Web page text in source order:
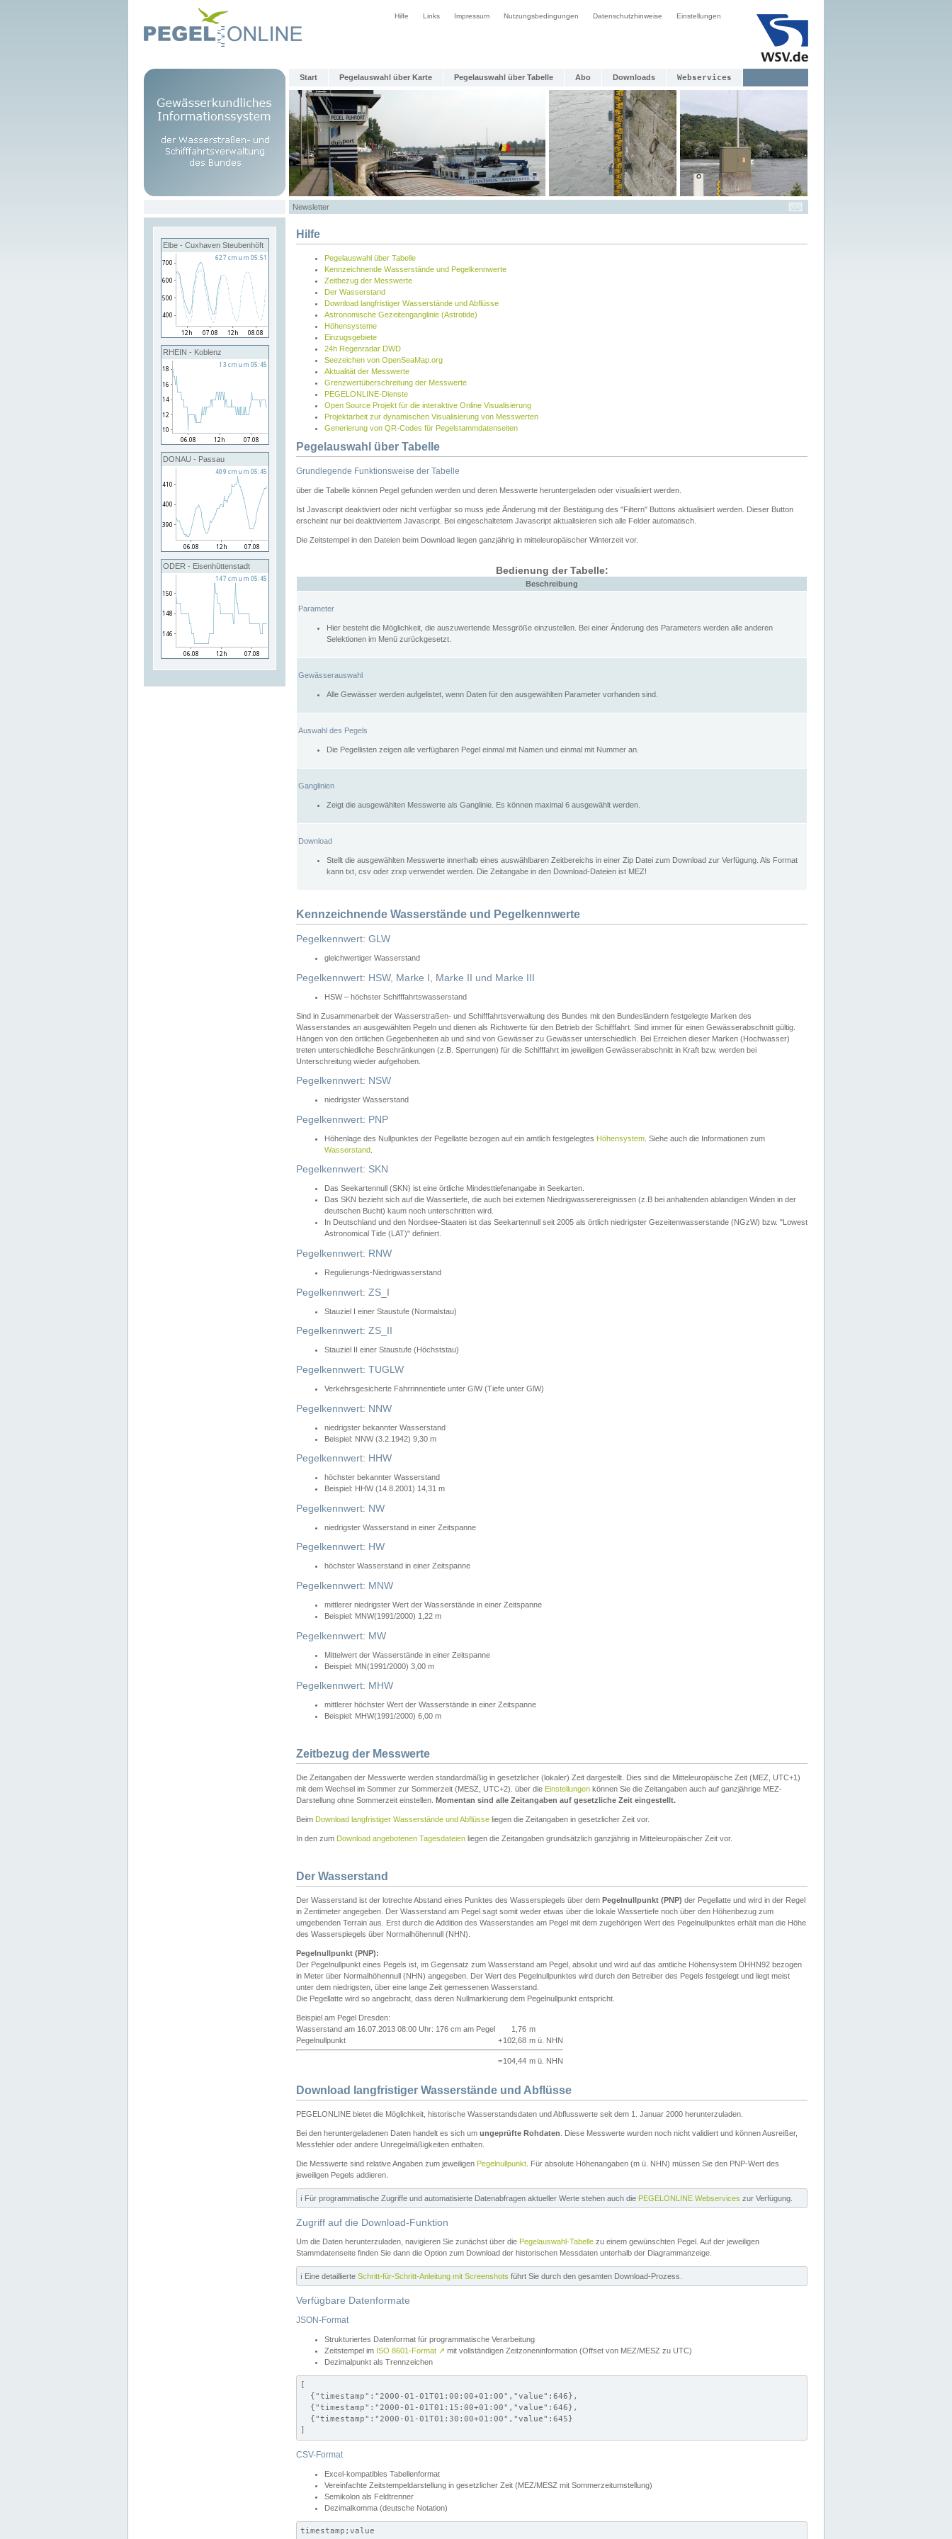
Hilfe Links Impressum Nutzungsbedingungen Datenschutzhinweise Einstellungen
Start Pegelauswahl über Karte Pegelauswahl über Tabelle Abo Downloads Webservices
Newsletter
Elbe - Cuxhaven Steubenhöft
RHEIN - Koblenz
DONAU - Passau
ODER - Eisenhüttenstadt
Hilfe
Pegelauswahl über Tabelle
Kennzeichnende Wasserstände und Pegelkennwerte
Zeitbezug der Messwerte
Der Wasserstand
Download langfristiger Wasserstände und Abflüsse
Astronomische Gezeitenganglinie (Astrotide)
Höhensysteme
Einzugsgebiete
24h Regenradar DWD
Seezeichen von OpenSeaMap.org
Aktualität der Messwerte
Grenzwertüberschreitung der Messwerte
PEGELONLINE-Dienste
Open Source Projekt für die interaktive Online Visualisierung
Projektarbeit zur dynamischen Visualisierung von Messwerten
Generierung von QR-Codes für Pegelstammdatenseiten
Pegelauswahl über Tabelle
Grundlegende Funktionsweise der Tabelle
über die Tabelle können Pegel gefunden werden und deren Messwerte heruntergeladen oder visualisiert werden.
Ist Javascript deaktiviert oder nicht verfügbar so muss jede Änderung mit der Bestätigung des "Filtern" Buttons aktualisiert werden. Dieser Button
erscheint nur bei deaktiviertem Javascript. Bei eingeschaltetem Javascript aktualisieren sich alle Felder automatisch.
Die Zeitstempel in den Dateien beim Download liegen ganzjährig in mitteleuropäischer Winterzeit vor.
Bedienung der Tabelle:
Beschreibung
Parameter
Hier besteht die Möglichkeit, die auszuwertende Messgröße einzustellen. Bei einer Änderung des Parameters werden alle anderen
Selektionen im Menü zurückgesetzt.
Gewässerauswahl
Alle Gewässer werden aufgelistet, wenn Daten für den ausgewählten Parameter vorhanden sind.
Auswahl des Pegels
Die Pegellisten zeigen alle verfügbaren Pegel einmal mit Namen und einmal mit Nummer an.
Ganglinien
Zeigt die ausgewählten Messwerte als Ganglinie. Es können maximal 6 ausgewählt werden.
Download
Stellt die ausgewählten Messwerte innerhalb eines auswählbaren Zeitbereichs in einer Zip Datei zum Download zur Verfügung. Als Format
kann txt, csv oder zrxp verwendet werden. Die Zeitangabe in den Download-Dateien ist MEZ!
Kennzeichnende Wasserstände und Pegelkennwerte
Pegelkennwert: GLW
gleichwertiger Wasserstand
Pegelkennwert: HSW, Marke I, Marke II und Marke III
HSW – höchster Schifffahrtswasserstand
Sind in Zusammenarbeit der Wasserstraßen- und Schifffahrtsverwaltung des Bundes mit den Bundesländern festgelegte Marken des
Wasserstandes an ausgewählten Pegeln und dienen als Richtwerte für den Betrieb der Schifffahrt. Sind immer für einen Gewässerabschnitt gültig.
Hängen von den örtlichen Gegebenheiten ab und sind von Gewässer zu Gewässer unterschiedlich. Bei Erreichen dieser Marken (Hochwasser)
treten unterschiedliche Beschränkungen (z.B. Sperrungen) für die Schifffahrt im jeweiligen Gewässerabschnitt in Kraft bzw. werden bei
Unterschreitung wieder aufgehoben.
Pegelkennwert: NSW
niedrigster Wasserstand
Pegelkennwert: PNP
Höhenlage des Nullpunktes der Pegellatte bezogen auf ein amtlich festgelegtes Höhensystem . Siehe auch die Informationen zum
Wasserstand
Pegelkennwert: SKN
Das Seekartennull (SKN) ist eine örtliche Mindesttiefenangabe in Seekarten.
Das SKN bezieht sich auf die Wassertiefe, die auch bei extemen Niedrigwasserereignissen (z.B bei anhaltenden ablandigen Winden in der
deutschen Bucht) kaum noch unterschritten wird.
In Deutschland und den Nordsee-Staaten ist das Seekartennull seit 2005 als örtlich niedrigster Gezeitenwasserstande (NGzW) bzw. "Lowest
Astronomical Tide (LAT)" definiert.
Pegelkennwert: RNW
Regulierungs-Niedrigwasserstand
Pegelkennwert: ZS_I
Stauziel I einer Staustufe (Normalstau)
Pegelkennwert: ZS_II
Stauziel II einer Staustufe (Höchststau)
Pegelkennwert: TUGLW
Verkehrsgesicherte Fahrrinnentiefe unter GlW (Tiefe unter GlW)
Pegelkennwert: NNW
niedrigster bekannter Wasserstand
Beispiel: NNW (3.2.1942) 9,30 m
Pegelkennwert: HHW
höchster bekannter Wasserstand
Beispiel: HHW (14.8.2001) 14,31 m
Pegelkennwert: NW
niedrigster Wasserstand in einer Zeitspanne
Pegelkennwert: HW
höchster Wasserstand in einer Zeitspanne
Pegelkennwert: MNW
mittlerer niedrigster Wert der Wasserstände in einer Zeitspanne
Beispiel: MNW(1991/2000) 1,22 m
Pegelkennwert: MW
Mittelwert der Wasserstände in einer Zeitspanne
Beispiel: MN(1991/2000) 3,00 m
Pegelkennwert: MHW
mittlerer höchster Wert der Wasserstände in einer Zeitspanne
Beispiel: MHW(1991/2000) 6,00 m
Zeitbezug der Messwerte
Die Zeitangaben der Messwerte werden standardmäßig in gesetzlicher (lokaler) Zeit dargestellt. Dies sind die Mitteleuropäische Zeit (MEZ, UTC+1)
mit dem Wechsel im Sommer zur Sommerzeit (MESZ, UTC+2). über die Einstellungen können Sie die Zeitangaben auch auf ganzjährige MEZ-
Darstellung ohne Sommerzeit einstellen. Momentan sind alle Zeitangaben auf gesetzliche Zeit eingestellt.
Beim Download langfristiger Wasserstände und Abflüsse liegen die Zeitangaben in gesetzlicher Zeit vor.
In den zum Download angebotenen Tagesdateien liegen die Zeitangaben grundsätzlich ganzjährig in Mitteleuropäischer Zeit vor.
Der Wasserstand
Der Wasserstand ist der lotrechte Abstand eines Punktes des Wasserspiegels über dem Pegelnullpunkt (PNP) der Pegellatte und wird in der Regel
in Zentimeter angegeben. Der Wasserstand am Pegel sagt somit weder etwas über die lokale Wassertiefe noch über den Höhenbezug zum
umgebenden Terrain aus. Erst durch die Addition des Wasserstandes am Pegel mit dem zugehörigen Wert des Pegelnullpunktes erhält man die Höhe
des Wasserspiegels über Normalhöhennull (NHN).
Pegelnullpunkt (PNP):
Der Pegelnullpunkt eines Pegels ist, im Gegensatz zum Wasserstand am Pegel, absolut und wird auf das amtliche Höhensystem DHHN92 bezogen
in Meter über Normalhöhennull (NHN) angegeben. Der Wert des Pegelnullpunktes wird durch den Betreiber des Pegels festgelegt und liegt meist
unter dem niedrigsten, über eine lange Zeit gemessenen Wasserstand.
Die Pegellatte wird so angebracht, dass deren Nullmarkierung dem Pegelnullpunkt entspricht.
Beispiel am Pegel Dresden:
Wasserstand am 16.07.2013 08:00 Uhr: 176 cm am Pegel
1,76 m
Pegelnullpunkt
+102,68 m ü. NHN
=104,44 m ü. NHN
Download langfristiger Wasserstände und Abflüsse
PEGELONLINE bietet die Möglichkeit, historische Wasserstandsdaten und Abflusswerte seit dem 1. Januar 2000 herunterzuladen.
Bei den heruntergeladenen Daten handelt es sich um ungeprüfte Rohdaten . Diese Messwerte wurden noch nicht validiert und können Ausreißer,
Messfehler oder andere Unregelmäßigkeiten enthalten.
Die Messwerte sind relative Angaben zum jeweiligen Pegelnullpunkt . Für absolute Höhenangaben (m ü. NHN) müssen Sie den PNP-Wert des
jeweiligen Pegels addieren.
ℹ️ Für programmatische Zugriffe und automatisierte Datenabfragen aktueller Werte stehen auch die PEGELONLINE Webservices zur Verfügung.
Zugriff auf die Download-Funktion
Um die Daten herunterzuladen, navigieren Sie zunächst über die Pegelauswahl-Tabelle zu einem gewünschten Pegel. Auf der jeweiligen
Stammdatenseite finden Sie dann die Option zum Download der historischen Messdaten unterhalb der Diagrammanzeige.
ℹ️ Eine detaillierte Schritt-für-Schritt-Anleitung mit Screenshots führt Sie durch den gesamten Download-Prozess.
Verfügbare Datenformate
JSON-Format
Strukturiertes Datenformat für programmatische Verarbeitung
Zeitstempel im ISO 8601-Format ↗ mit vollständigen Zeitzoneninformation (Offset von MEZ/MESZ zu UTC)
Dezimalpunkt als Trennzeichen
[
  {"timestamp":"2000-01-01T01:00:00+01:00","value":646},
  {"timestamp":"2000-01-01T01:15:00+01:00","value":646},
  {"timestamp":"2000-01-01T01:30:00+01:00","value":645}
]
CSV-Format
Excel-kompatibles Tabellenformat
Vereinfachte Zeitstempeldarstellung in gesetzlicher Zeit (MEZ/MESZ mit Sommerzeitumstellung)
Semikolon als Feldtrenner
Dezimalkomma (deutsche Notation)
timestamp;value